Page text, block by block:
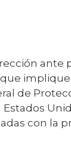
ante
de
con la